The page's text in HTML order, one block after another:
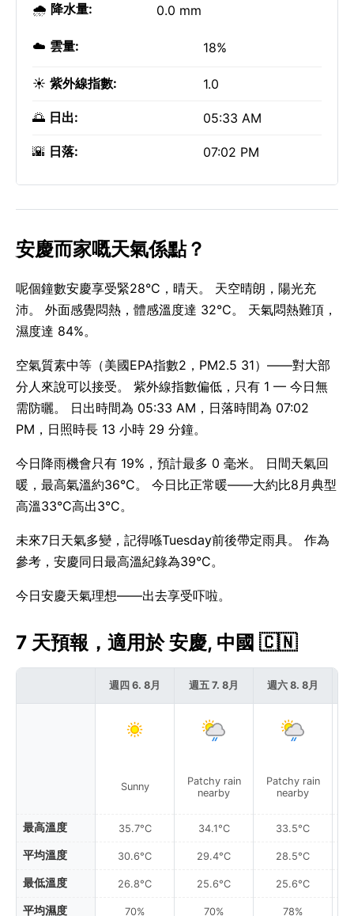
🌧️ 降水量: 0.0 mm
☁️ 雲量: 18%
☀️ 紫外線指數: 1.0
🌅 日出: 05:33 AM
🌇 日落: 07:02 PM
安慶而家嘅天氣係點？
呢個鐘數安慶享受緊28°C，晴天。 天空晴朗，陽光充
沛。 外面感覺悶熱，體感溫度達 32°C。 天氣悶熱難頂，
濕度達 84%。
空氣質素中等（美國EPA指數2，PM2.5 31）——對大部
分人來說可以接受。 紫外線指數偏低，只有 1 — 今日無
需防曬。 日出時間為 05:33 AM，日落時間為 07:02
PM，日照時長 13 小時 29 分鐘。
今日降雨機會只有 19%，預計最多 0 毫米。 日間天氣回
暖，最高氣溫約36°C。 今日比正常暖——大約比8月典型
高溫33°C高出3°C。
未來7日天氣多變，記得喺Tuesday前後帶定雨具。 作為
參考，安慶同日最高溫紀錄為39°C。
今日安慶天氣理想——出去享受吓啦。
7 天預報，適用於 安慶, 中國 🇨🇳
最高溫度
平均溫度
最低溫度
平均濕度
週四 6. 8月
Sunny
35.7°C
30.6°C
26.8°C
70%
週五 7. 8月
Patchy rain
nearby
34.1°C
29.4°C
25.6°C
70%
週六 8. 8月
Patchy rain
nearby
33.5°C
28.5°C
25.6°C
78%